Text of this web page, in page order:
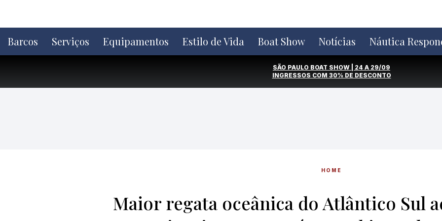
o
conteúdo
Barcos Serviços Equipamentos Estilo de Vida Boat Show Notícias Náutica
SÃO PAULO BOAT SHOW | 24 A 29/09
INGRESSOS COM 30% DE DESCONTO
HOME
Maior regata oceânica do Atlântico Sul